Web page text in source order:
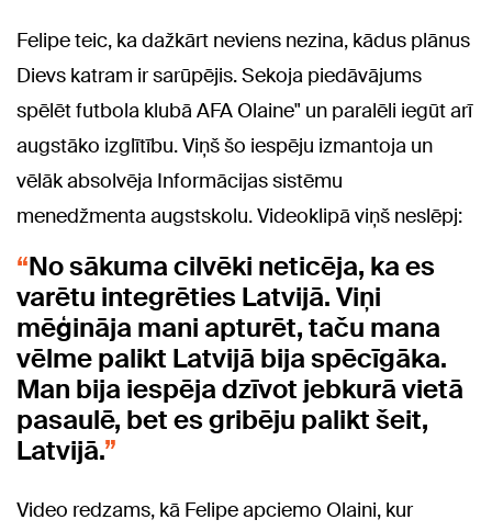
Felipe teic, ka dažkārt neviens nezina, kādus plānus
Dievs katram ir sarūpējis. Sekoja piedāvājums
spēlēt futbola klubā AFA Olaine" un paralēli iegūt arī
augstāko izglītību. Viņš šo iespēju izmantoja un
vēlāk absolvēja Informācijas sistēmu
menedžmenta augstskolu. Videoklipā viņš neslēpj:
No sākuma cilvēki neticēja, ka es
varētu integrēties Latvijā. Viņi
mēģināja mani apturēt, taču mana
vēlme palikt Latvijā bija spēcīgāka.
Man bija iespēja dzīvot jebkurā vietā
pasaulē, bet es gribēju palikt šeit,
Latvijā.
Video redzams, kā Felipe apciemo Olaini, kur